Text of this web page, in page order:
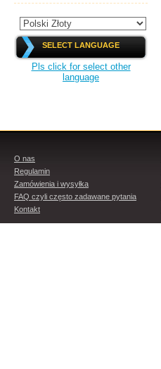
SELECT LANGUAGE
Pls click for select other
language
O nas
Regulamin
Zamówienia i wysyłka
FAQ czyli często zadawane pytania
Kontakt